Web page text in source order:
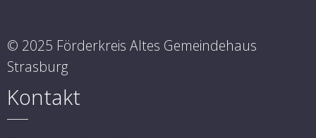
© 2025 Förderkreis Altes Gemeindehaus
Strasburg
Kontakt